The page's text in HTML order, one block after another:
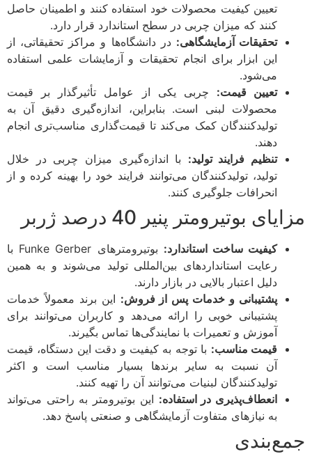
تعیین کیفیت محصولات خود استفاده کنند و اطمینان حاصل
کنند که میزان چربی در سطح استاندارد قرار دارد.
تحقیقات آزمایشگاهی: در دانشگاه‌ها و مراکز تحقیقاتی، از
این ابزار برای انجام تحقیقات و آزمایشات علمی استفاده
می‌شود.
تعیین قیمت: چربی یکی از عوامل تأثیرگذار بر قیمت
محصولات لبنی است. بنابراین، اندازه‌گیری دقیق آن به
تولیدکنندگان کمک می‌کند تا قیمت‌گذاری مناسب‌تری انجام
دهند.
تنظیم فرایند تولید: با اندازه‌گیری میزان چربی در خلال
تولید، تولیدکنندگان می‌توانند فرایند خود را بهینه کرده و از
انحرافات جلوگیری کنند.
مزایای بوتیرومتر پنیر 40 درصد ژربر
کیفیت ساخت استاندارد:
بوتیرومترهای Funke Gerber با
رعایت استانداردهای بین‌المللی تولید می‌شوند و به همین
دلیل اعتبار بالایی در بازار دارند.
پشتیبانی و خدمات پس از فروش: این برند معمولاً خدمات
پشتیبانی خوبی را ارائه می‌دهد و کاربران می‌توانند برای
آموزش و تعمیرات با نمایندگی‌ها تماس بگیرند.
قیمت مناسب: با توجه به کیفیت و دقت این دستگاه، قیمت
آن نسبت به سایر برندها بسیار مناسب است و اکثر
تولیدکنندگان لبنیات می‌توانند آن را تهیه کنند.
انعطاف‌پذیری در استفاده: این بوتیرومتر به راحتی می‌تواند
به نیازهای متفاوت آزمایشگاهی و صنعتی پاسخ دهد.
جمع‌بندی